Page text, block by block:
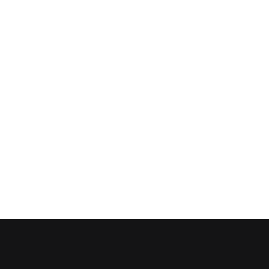
Personnalisez vos préférences pour